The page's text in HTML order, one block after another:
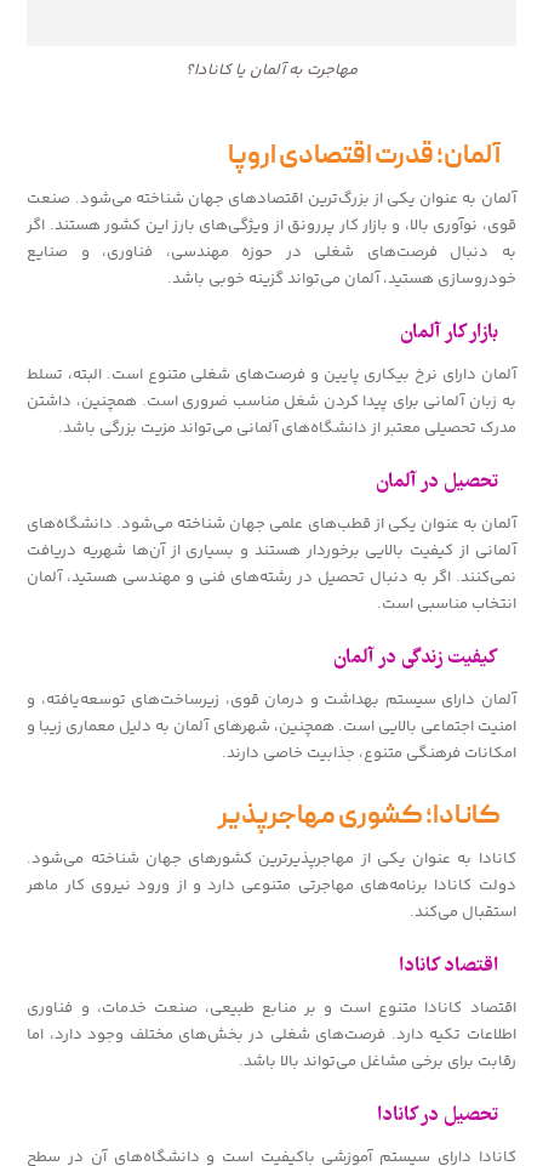
مهاجرت به آلمان یا کانادا؟
آلمان؛ قدرت اقتصادی اروپا
آلمان به عنوان یکی از بزرگ‌ترین اقتصادهای جهان شناخته می‌شود. صنعت
قوی، نوآوری بالا، و بازار کار پررونق از ویژگی‌های بارز این کشور هستند. اگر
به دنبال فرصت‌های شغلی در حوزه مهندسی، فناوری، و صنایع
خودروسازی هستید، آلمان می‌تواند گزینه خوبی باشد.
بازار کار آلمان
آلمان دارای نرخ بیکاری پایین و فرصت‌های شغلی متنوع است. البته، تسلط
به زبان آلمانی برای پیدا کردن شغل مناسب ضروری است. همچنین، داشتن
مدرک تحصیلی معتبر از دانشگاه‌های آلمانی می‌تواند مزیت بزرگی باشد.
تحصیل در آلمان
آلمان به عنوان یکی از قطب‌های علمی جهان شناخته می‌شود. دانشگاه‌های
آلمانی از کیفیت بالایی برخوردار هستند و بسیاری از آن‌ها شهریه دریافت
نمی‌کنند. اگر به دنبال تحصیل در رشته‌های فنی و مهندسی هستید، آلمان
انتخاب مناسبی است.
کیفیت زندگی در آلمان
آلمان دارای سیستم بهداشت و درمان قوی، زیرساخت‌های توسعه‌یافته، و
امنیت اجتماعی بالایی است. همچنین، شهرهای آلمان به دلیل معماری زیبا و
امکانات فرهنگی متنوع، جذابیت خاصی دارند.
کانادا؛ کشوری مهاجرپذیر
کانادا به عنوان یکی از مهاجرپذیرترین کشورهای جهان شناخته می‌شود.
دولت کانادا برنامه‌های مهاجرتی متنوعی دارد و از ورود نیروی کار ماهر
استقبال می‌کند.
اقتصاد کانادا
اقتصاد کانادا متنوع است و بر منابع طبیعی، صنعت خدمات، و فناوری
اطلاعات تکیه دارد. فرصت‌های شغلی در بخش‌های مختلف وجود دارد، اما
رقابت برای برخی مشاغل می‌تواند بالا باشد.
تحصیل در کانادا
کانادا دارای سیستم آموزشی باکیفیت است و دانشگاه‌های آن در سطح